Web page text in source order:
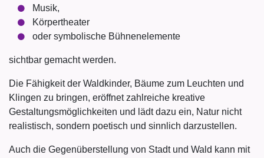
Musik,
Körpertheater
oder symbolische Bühnenelemente
sichtbar gemacht werden.
Die Fähigkeit der Waldkinder, Bäume zum Leuchten und
Klingen zu bringen, eröffnet zahlreiche kreative
Gestaltungsmöglichkeiten und lädt dazu ein, Natur nicht
realistisch, sondern poetisch und sinnlich darzustellen.
Auch die Gegenüberstellung von Stadt und Wald kann mit